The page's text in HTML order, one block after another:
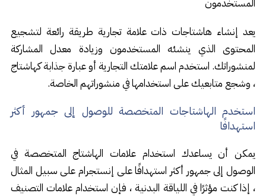
المستخدمون
يعد إنشاء هاشتاجات ذات علامة تجارية طريقة رائعة لتشجيع
المحتوى الذي ينشئه المستخدمون وزيادة معدل المشاركة
لمنشوراتك. استخدم اسم علامتك التجارية أو عبارة جذابة كهاشتاج
، وشجع متابعيك على استخدامها في منشوراتهم الخاصة.
استخدم الهاشتاجات المتخصصة للوصول إلى جمهور أكثر
استهدافًا
يمكن أن يساعدك استخدام علامات الهاشتاج المتخصصة في
الوصول إلى جمهور أكثر استهدافًا على إنستجرام على سبيل المثال
، إذا كنت مؤثرًا في اللياقة البدنية ، فإن استخدام علامات التصنيف